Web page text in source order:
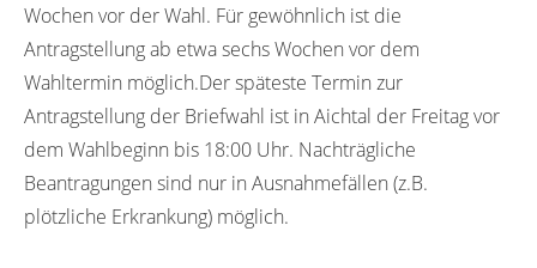
Wochen vor der Wahl. Für gewöhnlich ist die
Antragstellung ab etwa sechs Wochen vor dem
Wahltermin möglich.Der späteste Termin zur
Antragstellung der Briefwahl ist in Aichtal der Freitag vor
dem Wahlbeginn bis 18:00 Uhr. Nachträgliche
Beantragungen sind nur in Ausnahmefällen (z.B.
plötzliche Erkrankung) möglich.